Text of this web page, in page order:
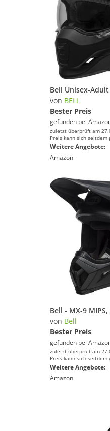
von BELL
Bester Preis
gefunden bei
zuletzt überprüft am
Preis kann sich seitdem
Weitere Angebote:
Amazon
von Bell
Bester Preis
gefunden bei
zuletzt überprüft am
Preis kann sich seitdem
Weitere Angebote:
Amazon